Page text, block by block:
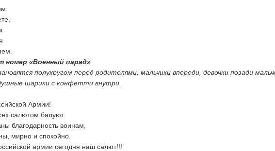
номер «Военный парад»
полукругом перед родителями: мальчики впереди, девочки позади
шарики с конфетти внутри.
Армии!
салютом балуют.
благодарность воинам,
мирно и спокойно.
армии сегодня наш салют!!!